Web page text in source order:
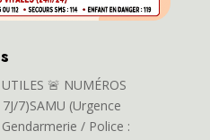
🚨 NUMÉROS
7)SAMU (Urgence
/ Police :